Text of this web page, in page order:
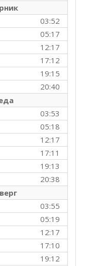
03:52
05:17
12:17
17:12
19:15
20:40
03:53
05:18
12:17
17:11
19:13
20:38
03:55
05:19
12:17
17:10
19:12